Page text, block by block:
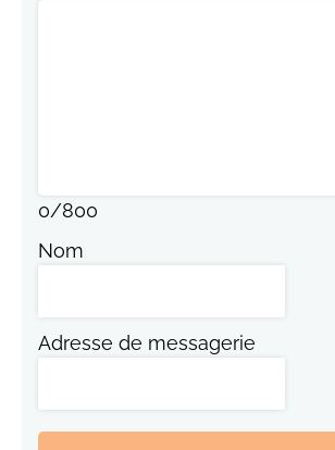
0/800
Nom
Adresse de messagerie